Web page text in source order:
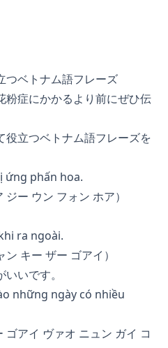
つベトナム語フレーズ
粉症にかかるより前にぜひ伝
役立つベトナム語フレーズを
ứng phấn hoa.
ジー ウン フォン ホア）
ra ngoài.
ン キー ザー ゴアイ）
いです。
những ngày có nhiều
ゴアイ ヴァオ ニュン ガイ コ